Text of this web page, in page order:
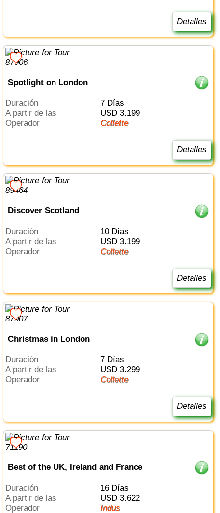
Detalles
Spotlight on London
Duración
7 Días
a partir de las
USD 3.199
Operador
Collette
Detalles
Discover Scotland
Duración
10 Días
a partir de las
USD 3.199
Operador
Collette
Detalles
Christmas in London
Duración
7 Días
a partir de las
USD 3.299
Operador
Collette
Detalles
Best of the UK, Ireland and France
Duración
16 Días
a partir de las
USD 3.622
Operador
Indus